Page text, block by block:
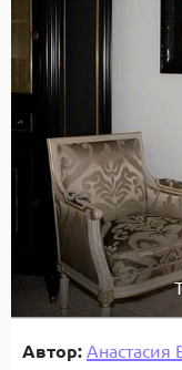
Автор: Анастасия